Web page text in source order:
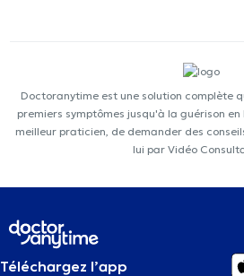
Doctoranytime est une solution complète
premiers symptômes jusqu'à la guérison
meilleur praticien, de demander des
lui par Vidéo
Téléchargez l’app